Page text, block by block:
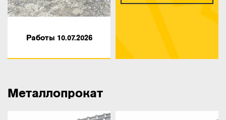
Работы 10.07.2026
Металлопрокат